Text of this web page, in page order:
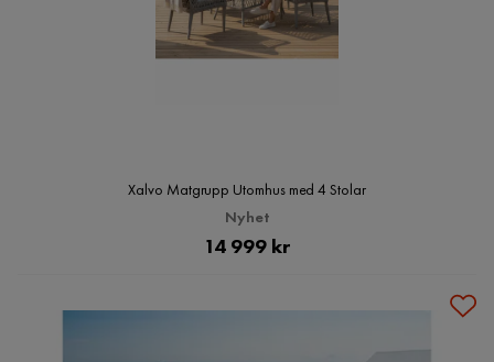
Xalvo Matgrupp Utomhus med 4 Stolar
Nyhet
Pris
14 999 kr